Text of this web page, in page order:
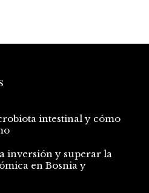
intestinal y cómo
inversión y superar la
en Bosnia y